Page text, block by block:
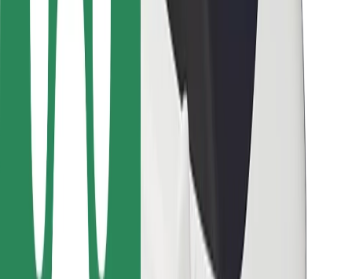
მგზავრებისთვის
მძღოლებისთვის
კურიერებისთვის
Bolt Food
ავტოპარკის მფლობელებისთვის
რესტორნებისთვის
Bolt for Business
სხვა
მომწოდებლები
წესები და პირობები